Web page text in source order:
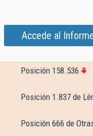
Accede al
Posición 158.536
Posición 1.837 de
Posición 666 de